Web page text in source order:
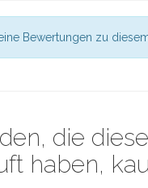
Bewertungen zu
die
haben,